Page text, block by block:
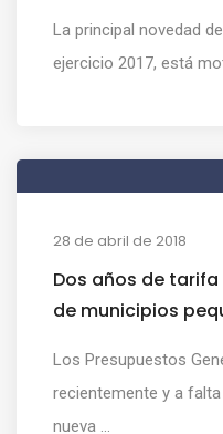
La principal novedad
ejercicio 2017, está
28 de abril de 2018
Dos años de
de municipios
Los Presupuestos
recientemente y a
nueva ...